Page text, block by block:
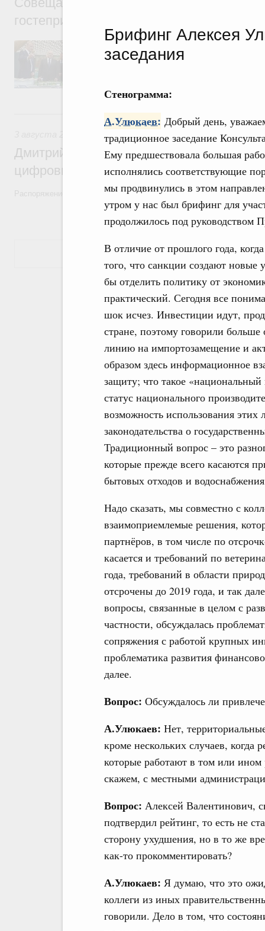
Брифинг Алексея
заседания
Стенограмма:
А.Улюкаев: Добрый день,
традиционное заседание
Ему предшествовала большая
исполнялись соответствующие
мы продвинулись в этом
утром у нас был брифинг для
продолжилось под руководством
В отличие от прошлого года,
того, что санкции создают новые
бы отделить политику от
практический. Сегодня все
шок исчез. Инвестиции идут,
стране, поэтому говорили
линию на импортозамещение и
образом здесь информационное
защиту; что такое
статус национального
возможность использования этих
законодательства о
Традиционный вопрос – это
которые прежде всего касаются
бытовых отходов и
Надо сказать, мы совместно с
взаимоприемлемые решения,
партнёров, в том числе по
касается и требований по
года, требований в области
отсрочены до 2019 года, и так
вопросы, связанные в целом с
частности, обсуждалась
сопряжения с работой крупных
проблематика развития
далее.
Вопрос: Обсуждалось ли
А.Улюкаев: Нет,
кроме нескольких случаев,
которые работают в том или ином
скажем, с местными
Вопрос: Алексей Валентинович,
подтвердил рейтинг, то есть не
сторону ухудшения, но в то же
как-то прокомментировать?
А.Улюкаев: Я думаю, что это
коллеги из иных
говорили. Дело в том, что
гостеприимства в Российской Федерации
Перед началом совещания Михаил
презентациями проектов развития
3 августа, понедельник
Регулирование в сфере торговли.
Дмитрий Григоренко возглавил штаб по
цифровых платформ
Распоряжение от 25 июля 2026 года №1966-р
Показать еще